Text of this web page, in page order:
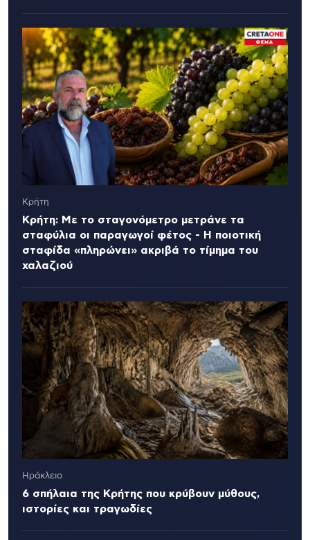
Κρήτη
Κρήτη: Με το σταγονόμετρο μετράνε τα
σταφύλια οι παραγωγοί φέτος - Η ποιοτική
σταφίδα «πληρώνει» ακριβά το τίμημα του
χαλαζιού
Ηράκλειο
6 σπήλαια της Κρήτης που κρύβουν μύθους,
ιστορίες και τραγωδίες